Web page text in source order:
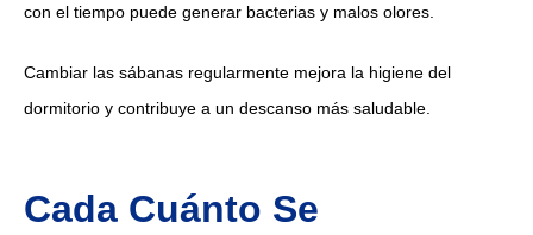
con el tiempo puede generar bacterias y malos olores.
Cambiar las sábanas regularmente mejora la higiene del
dormitorio y contribuye a un descanso más saludable.
Cada Cuánto Se